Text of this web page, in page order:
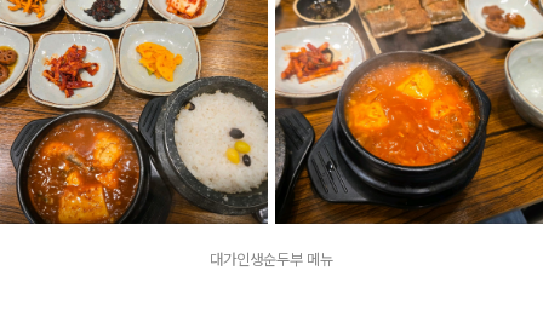
대가인생순두부 메뉴